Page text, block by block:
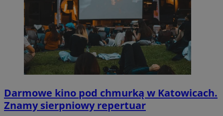
Darmowe kino pod chmurką w Katowicach.
Znamy sierpniowy repertuar